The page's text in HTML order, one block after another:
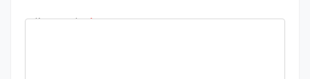
Kommentar*